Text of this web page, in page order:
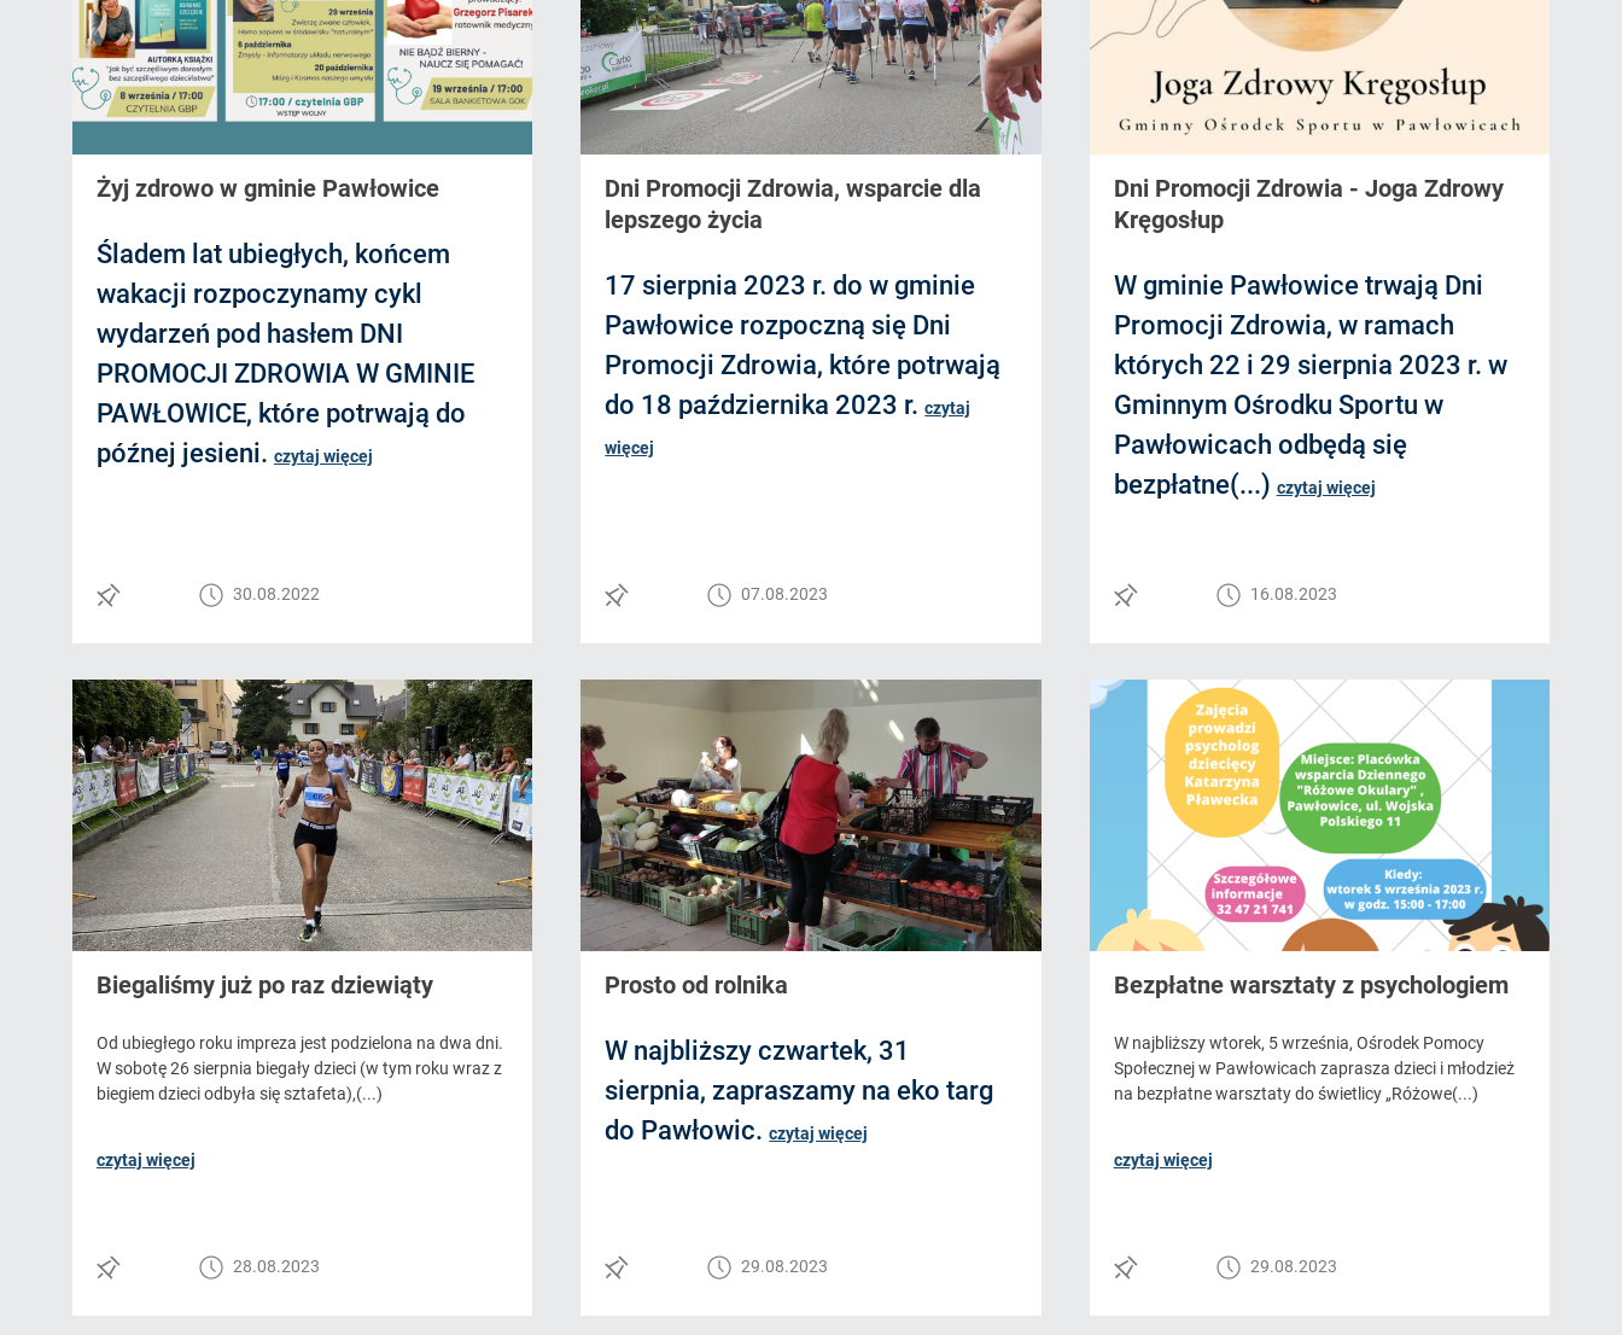
Żyj zdrowo w gminie Pawłowice
Śladem lat ubiegłych, końcem
wakacji rozpoczynamy cykl
wydarzeń pod hasłem DNI
PROMOCJI ZDROWIA W GMINIE
PAWŁOWICE, które potrwają do
późnej jesieni. czytaj więcej
30.08.2022
Dni Promocji Zdrowia, wsparcie dla
lepszego życia
17 sierpnia 2023 r. do w gminie
Pawłowice rozpoczną się Dni
Promocji Zdrowia, które potrwają
do 18 października 2023 r.czytaj
więcej
07.08.2023
Dni Promocji Zdrowia - Joga Zdrowy
Kręgosłup
W gminie Pawłowice trwają Dni
Promocji Zdrowia, w ramach
których 22 i 29 sierpnia 2023 r. w
Gminnym Ośrodku Sportu w
Pawłowicach odbędą się
bezpłatne(...) czytaj więcej
16.08.2023
Biegaliśmy już po raz dziewiąty
Od ubiegłego roku impreza jest podzielona na dwa dni.
W sobotę 26 sierpnia biegały dzieci (w tym roku wraz z
biegiem dzieci odbyła się sztafeta),(...)
czytaj więcej
28.08.2023
Prosto od rolnika
W najbliższy czwartek, 31
sierpnia, zapraszamy na eko targ
do Pawłowic.czytaj więcej
29.08.2023
Bezpłatne warsztaty z psychologiem
W najbliższy wtorek, 5 września, Ośrodek Pomocy
Społecznej w Pawłowicach zaprasza dzieci i młodzież
na bezpłatne warsztaty do świetlicy „Różowe(...)
czytaj więcej
29.08.2023